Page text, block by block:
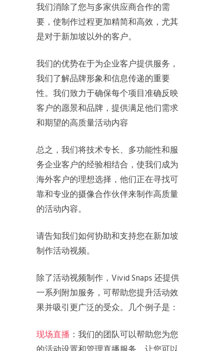
我们消除了您与多家供应商合作的需
要，使制作过程更加精简和高效，尤其
是对于新加坡以外的客户。
我们的优势在于为企业客户提供服务，
我们了解品牌形象和信息传递的重要
性。我们致力于确保每个项目准确反映
客户的愿景和品牌，提供满足他们需求
和期望的高质量活动内容
总之，我们将技术专长、多功能性和服
务企业客户的经验相结合，使我们成为
海外客户的理想选择，他们正在寻找可
靠和专业的摄像合作伙伴来制作高质量
的活动内容。
请告知我们如何协助和支持您在新加坡
制作活动视频。
除了活动视频制作，Vivid Snaps 还提供
一系列附加服务，可帮助您提升活动效
果并吸引更广泛的受众。几个例子是：
现场直播 ：我们的团队可以帮助您为您